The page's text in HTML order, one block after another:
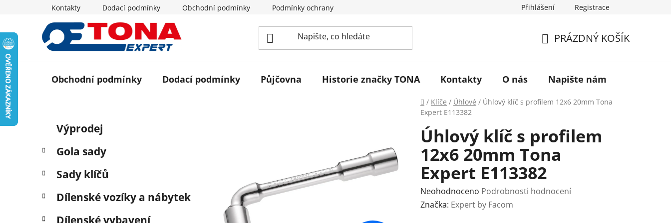
Kontakty Dodací podmínky Obchodní podmínky Podmínky ochrany osobních údajů Historie značky TONA
Přihlášení Registrace
KOŠÍK
PRÁZDNÝ KOŠÍK
Obchodní podmínky Dodací podmínky Půjčovna Historie značky TONA Kontakty O nás Napište nám
Domů
/ Klíče / Úhlové / Úhlový klíč s profilem 12x6 20mm Tona
Expert E113382
s
r
n
n
Přeskočit
kategorie
e
o
i
Výprodej
Gola sady
Sady klíčů
Dílenské vozíky a nábytek
Dílenské vybavení
Úhlový klíč s profilem
12x6 20mm Tona
Expert E113382
Průměrné
hodnocení
Neohodnoceno Podrobnosti hodnocení
Značka: Expert by Facom